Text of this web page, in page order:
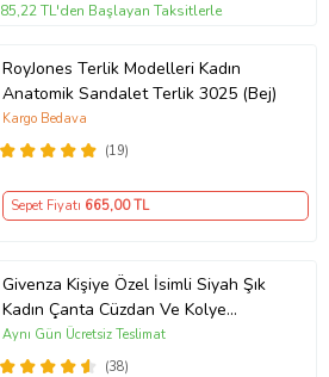
85,22 TL'den Başlayan Taksitlerle
RoyJones Terlik Modelleri Kadın
Anatomik Sandalet Terlik 3025 (Bej)
(19)
Kargo Bedava
Sepet Fiyatı 665,00 TL
Givenza Kişiye Özel İsimli Siyah Şık
Kadın Çanta Cüzdan Ve Kolye
Hediyeli & Hediye Kutusu Seti
(D.Siyah)
(38)
Aynı Gün Ücretsiz Teslimat